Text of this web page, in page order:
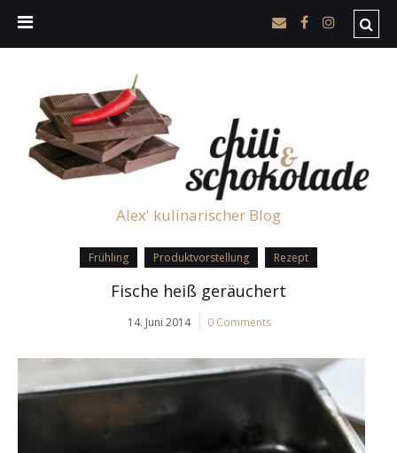
Alex' kulinarischer Blog
Frühling Produktvorstellung Rezept
Fische heiß geräuchert
14. Juni 2014 0 Comments